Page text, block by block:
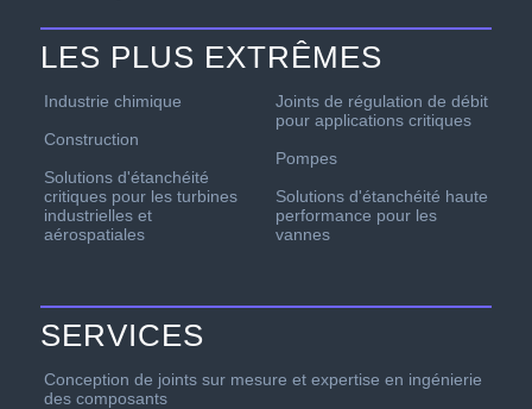
LES PLUS EXTRÊMES
Industrie chimique
Construction
Solutions d'étanchéité
critiques pour les turbines
industrielles et
aérospatiales
Joints de régulation de débit
pour applications critiques
Pompes
Solutions d'étanchéité haute
performance pour les
vannes
SERVICES
Conception de joints sur mesure et expertise en ingénierie
des composants